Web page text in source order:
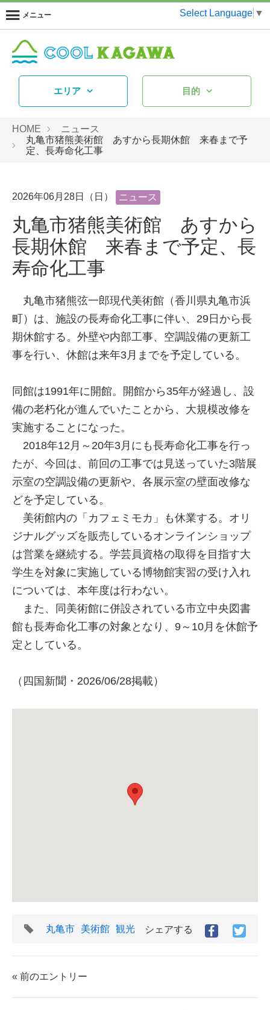
メニュー Select Language ▼
エリア 目的
HOME
ニュース
丸亀市猪熊美術館 あすから長期休館 来春まで予
定、長寿命化工事
2026年06月28日（日） ニュース
丸亀市猪熊美術館 あすから
長期休館 来春まで予定、長
寿命化工事
丸亀市猪熊弦一郎現代美術館（香川県丸亀市浜
町）は、施設の長寿命化工事に伴い、29日から長
期休館する。外壁や内部工事、空調設備の更新工
事を行い、休館は来年3月までを予定している。
同館は1991年に開館。開館から35年が経過し、設
備の老朽化が進んでいたことから、大規模改修を
実施することになった。
2018年12月～20年3月にも長寿命化工事を行っ
たが、今回は、前回の工事では見送っていた3階展
示室の空調設備の更新や、各展示室の壁面改修な
どを予定している。
美術館内の「カフェミモカ」も休業する。オリ
ジナルグッズを販売しているオンラインショップ
は営業を継続する。学芸員資格の取得を目指す大
学生を対象に実施している博物館実習の受け入れ
については、本年度は行わない。
また、同美術館に併設されている市立中央図書
館も長寿命化工事の対象となり、9～10月を休館予
定としている。
（四国新聞・2026/06/28掲載）
タ
丸亀市 美術館 観光 シェアする
Facebook
シ
す
シ
す
« 前のエントリー